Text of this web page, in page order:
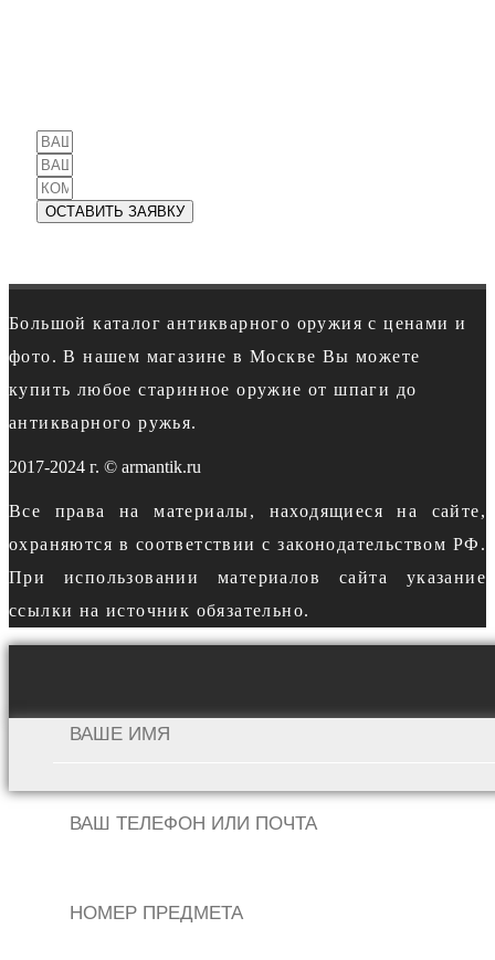
ОСТАВИТЬ ЗАЯВКУ
Большой каталог антикварного оружия с ценами и
фото. В нашем магазине в Москве Вы можете
купить любое старинное оружие от шпаги до
антикварного ружья.
2017-2024 г. © armantik.ru
Все права на материалы, находящиеся на сайте,
охраняются в соответствии с законодательством РФ.
При использовании материалов сайта указание
ссылки на источник обязательно.